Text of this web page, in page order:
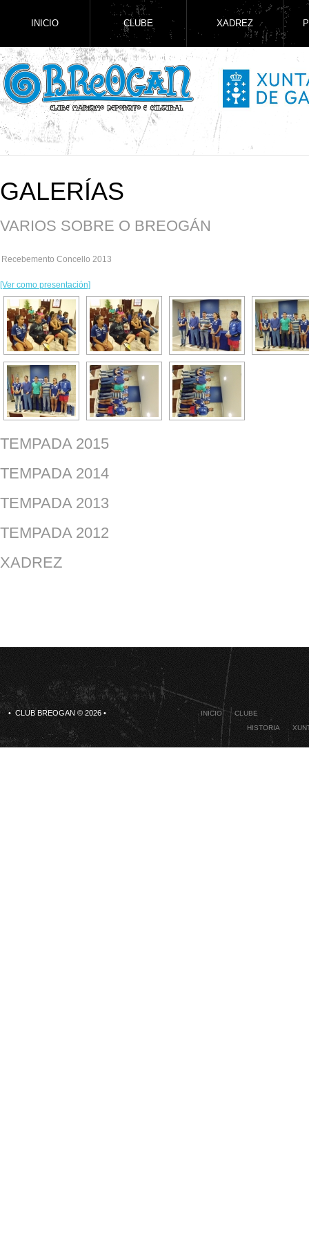
INICIO CLUBE XADREZ
GALERÍAS
VARIOS SOBRE O BREOGÁN
Recebemento Concello 2013
[Ver como presentación]
TEMPADA 2015
TEMPADA 2014
TEMPADA 2013
TEMPADA 2012
XADREZ
• CLUB BREOGAN © 2026 • INICIO
CLUBE
HISTORIA